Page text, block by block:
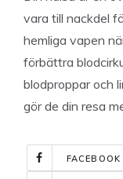
vara till nackdel
hemliga vapen
förbättra
blodproppar och
gör de din resa
FACEBOOK